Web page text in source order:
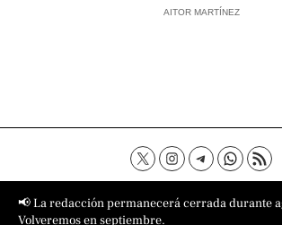
AITOR MARTÍNEZ
Contacto Aviso Legal
Política de
Política de cookies
Sobre
📢 La redacción permanecerá cerrada durante
Volveremos en septiembre.